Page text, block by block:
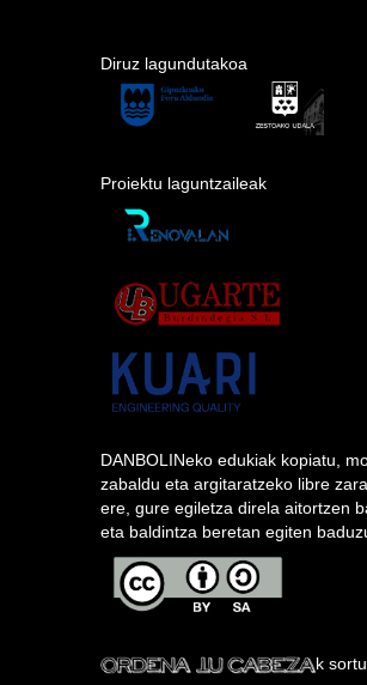
Diruz lagundutakoa
Proiektu laguntzaileak
DANBOLINeko edukiak kopiatu,
zabaldu eta argitaratzeko libre
ere, gure egiletza direla aitortzen
eta baldintza beretan egiten
k